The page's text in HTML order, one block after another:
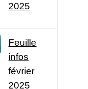
2025
Feuille
infos
février
2025